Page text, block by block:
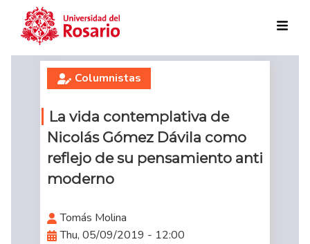
Skip to main content
Columnistas
La vida contemplativa de
Nicolás Gómez Dávila como
reflejo de su pensamiento anti
moderno
Tomás Molina
Thu, 05/09/2019 - 12:00